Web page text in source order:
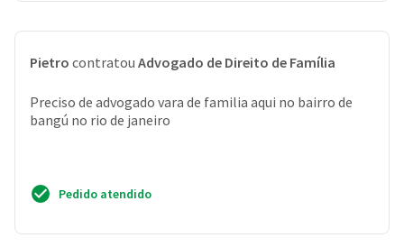
Pietro contratou Advogado de Direito de Família
Preciso de advogado vara de familia aqui no bairro de
bangú no rio de janeiro
Pedido atendido